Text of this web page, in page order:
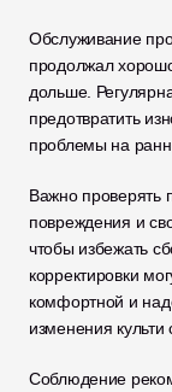
Обслуживание
продолжал
дольше.
предотвратить
проблемы на
Важно проверять
повреждения и
чтобы избежать
корректировки
комфортной и
изменения культи
Соблюдение